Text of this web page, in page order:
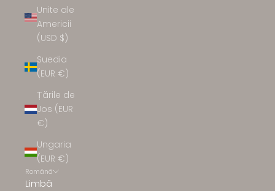
Unite ale
Americii
(USD $)
Suedia
(EUR €)
Țările de
Jos (EUR
€)
Ungaria
(EUR €)
Română
Limbă